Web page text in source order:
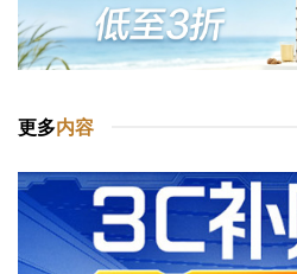
更多内容